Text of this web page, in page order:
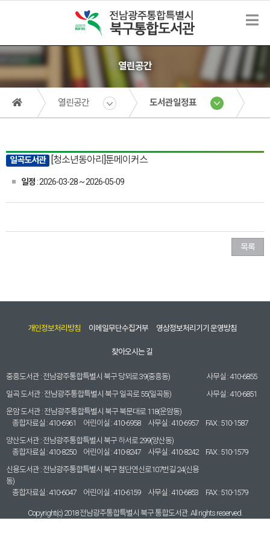
열린공간
열린공간 도서관일정표
일곡도서관 [청소년동아리]툰메이커스
일정 : 2026-03-28 ~ 2026-05-09
목록
개인정보처리방침 이메일무단수집거부 영상정보처리기기 운영방침
찾아오시는 길
중흥도서관 : 전남광주통합특별시 북구 당뫼로 39(중흥동) 사무실 :410-6855
일곡 도서관 : 전남광주통합특별시 북구 일곡로 55(일곡동) 사무실 :410-6851
운암 도서관 : 전남광주통합특별시 북구 북문대로 118(운암동)
종합자료실 :410-6961 어린이실 :410-6958 사무실 :410-6957 FAX : 510-1587
양산도서관 : 전남광주통합특별시 북구 하서로 299(양산동)
종합자료실 :410-8250 어린이실 :410-8247 사무실 :410-8242 FAX : 510-1579
신용도서관 : 전남광주통합특별시 북구 첨단연신로107번길 24(신용
동)
종합자료실 :410-6047 어린이실 :410-6159 사무실 :410-6853 FAX : 510-1579
Copyright(c) 2018 전남광주통합특별시 북구 통합도서관. All rights reserved.